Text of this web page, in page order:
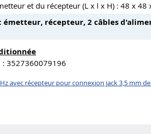
et du récepteur (L x l x H) : 48 x
émetteur, récepteur, 2 câbles
: 3527360079196
avec récepteur pour connexion jack 3,5 mm de